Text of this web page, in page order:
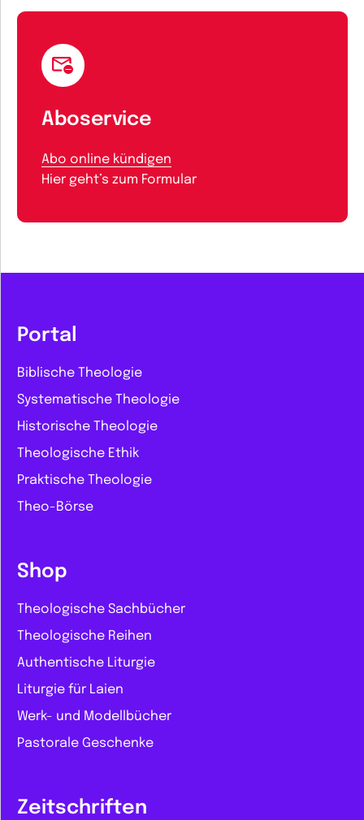
Aboservice
Abo online kündigen
Hier geht’s zum Formular
Portal
Biblische Theologie
Systematische Theologie
Historische Theologie
Theologische Ethik
Praktische Theologie
Theo-Börse
Shop
Theologische Sachbücher
Theologische Reihen
Authentische Liturgie
Liturgie für Laien
Werk- und Modellbücher
Pastorale Geschenke
Zeitschriften